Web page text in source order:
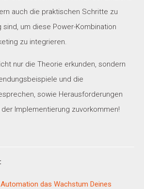
auch die praktischen Schritte zu
um diese Power-Kombination
zu integrieren.
nur die Theorie erkunden, sondern
und die
sowie Herausforderungen
Implementierung zuvorkommen!
das Wachstum Deines